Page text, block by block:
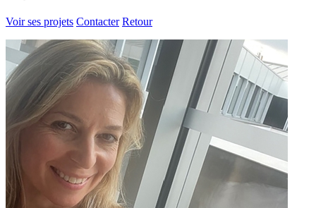
Voir ses projets Contacter Retour